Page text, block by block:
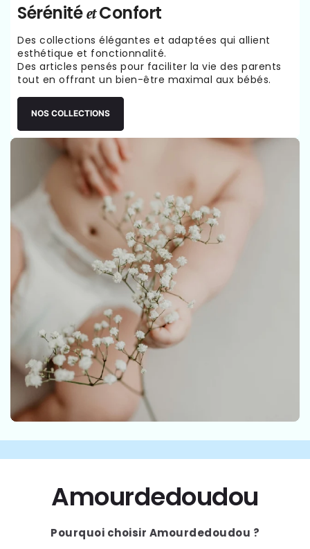
SérénitéetConfort
Des collections élégantes et adaptées qui allient
esthétique et fonctionnalité.
Des articles pensés pour faciliter la vie des parents
tout en offrant un bien-être maximal aux bébés.
NOS COLLECTIONS
Amourdedoudou
Pourquoi choisir Amourdedoudou ?